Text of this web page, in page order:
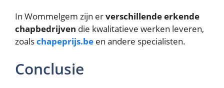
In Wommelgem zijn erverschillende erkende
chapbedrijven die kwalitatieve werken leveren,
zoalschapeprijs.be en andere specialisten.
Conclusie